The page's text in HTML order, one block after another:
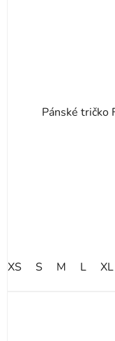
Pánské tričko
XS S M L XL